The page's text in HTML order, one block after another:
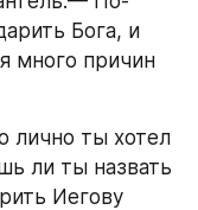
Бога, и
много причин
лично ты хотел
ли ты назвать
Иегову